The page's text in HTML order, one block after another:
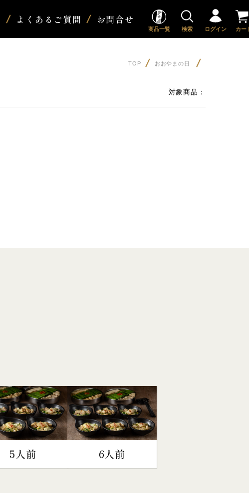
よくあるご質問 お問合せ
商品一覧 検索 ログイン カー
TOP おおやまの日
対象商品：
5人前 6人前